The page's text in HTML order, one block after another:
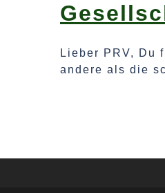
Lieber PRV, Du
andere als die